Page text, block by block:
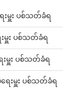
မှူး ပစ်သတ်ခံရ
မှူး ပစ်သတ်ခံရ
မှူး ပစ်သတ်ခံရ
ေးမှူး ပစ်သတ်ခံရ